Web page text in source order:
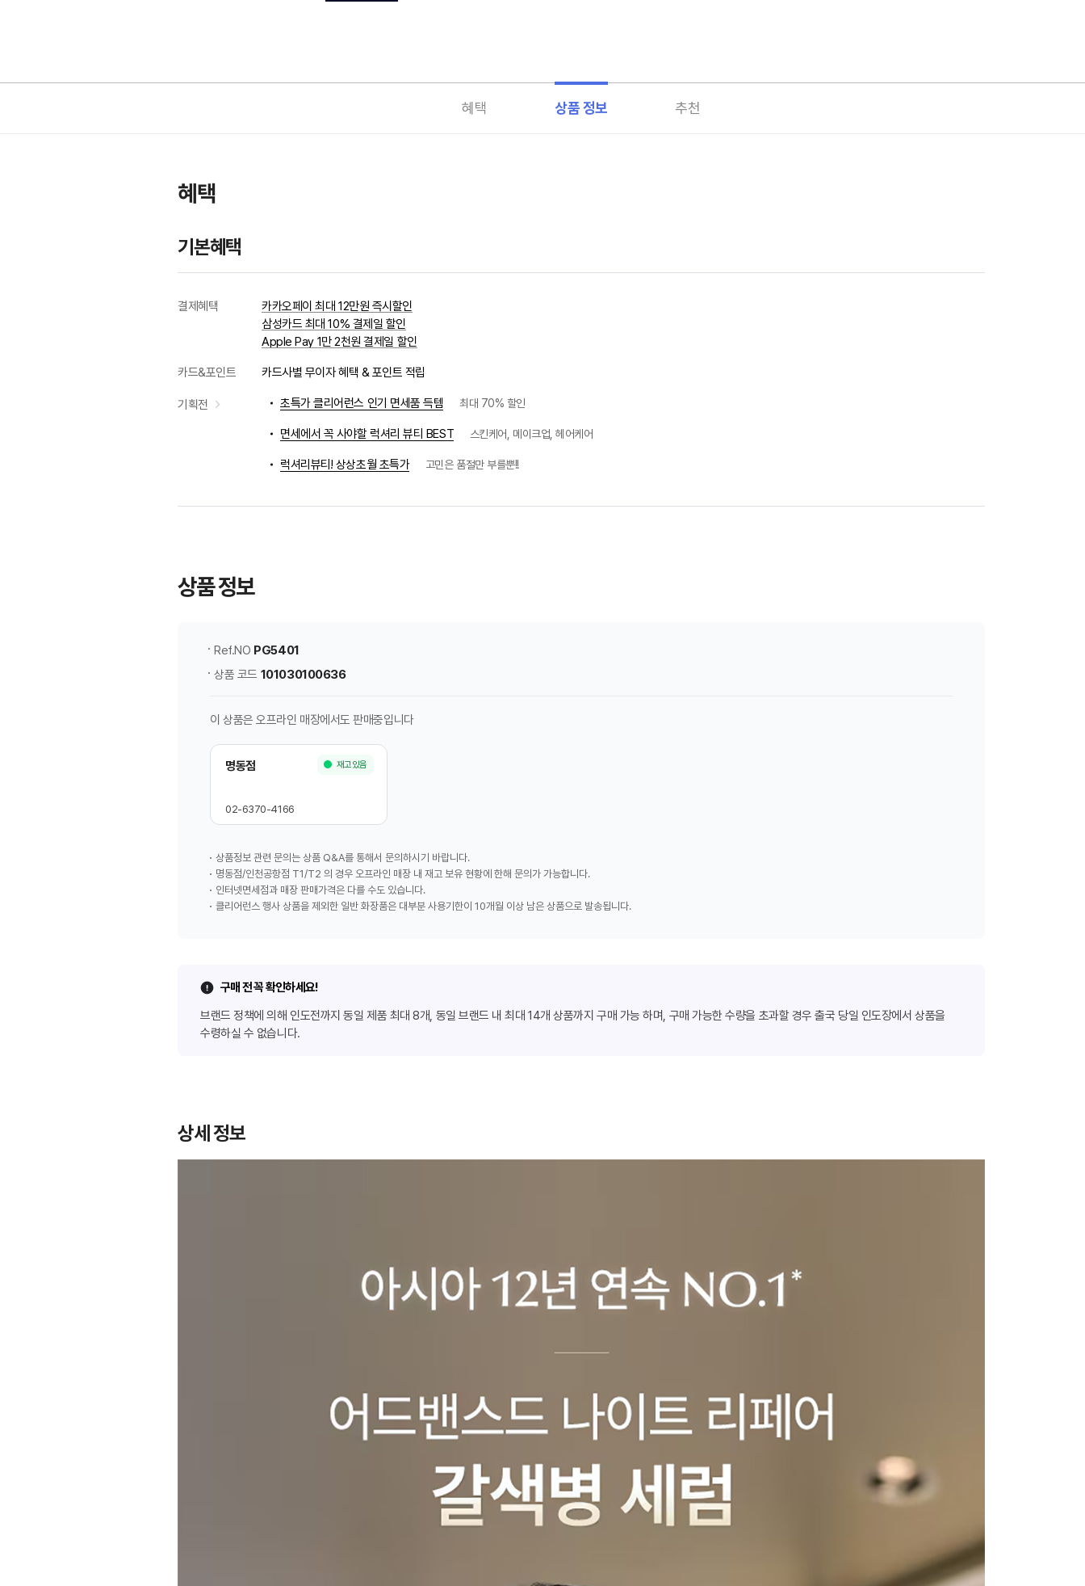
혜택 상품 정보 추천
혜택
기본혜택
결제혜택
카카오페이 최대 12만원 즉시할인
삼성카드 최대 10% 결제일 할인
Apple Pay 1만 2천원 결제일 할인
카드&포인트 카드사별 무이자 혜택 & 포인트 적립
기획전 초특가 클리어런스 인기 면세품 득템 최대 70% 할인
면세에서 꼭 사야할 럭셔리 뷰티 BEST 스킨케어, 메이크업, 헤어케어
럭셔리뷰티! 상상초월 초특가 고민은 품절만 부를뿐!!
세
상품 정보
Ref.NO PG5401
상품 코드 101030100636
이 상품은 오프라인 매장에서도 판매중입니다
명동점
02-6370-4166
재고있음
상품정보 관련 문의는 상품 Q&A를 통해서 문의하시기 바랍니다.
명동점/인천공항점 T1/T2 의 경우 오프라인 매장 내 재고 보유 현황에 한해 문의가 가능합니다.
인터넷면세점과 매장 판매가격은 다를 수도 있습니다.
클리어런스 행사 상품을 제외한 일반 화장품은 대부분 사용기한이 10개월 이상 남은 상품으로 발송됩니다.
구매 전 꼭 확인하세요!
브랜드 정책에 의해 인도전까지 동일 제품 최대 8개, 동일 브랜드 내 최대 14개 상품까지 구매 가능 하며, 구매 가능한 수량을 초과할 경우 출국 당일 인도장에서 상품을
수령하실 수 없습니다.
상세 정보